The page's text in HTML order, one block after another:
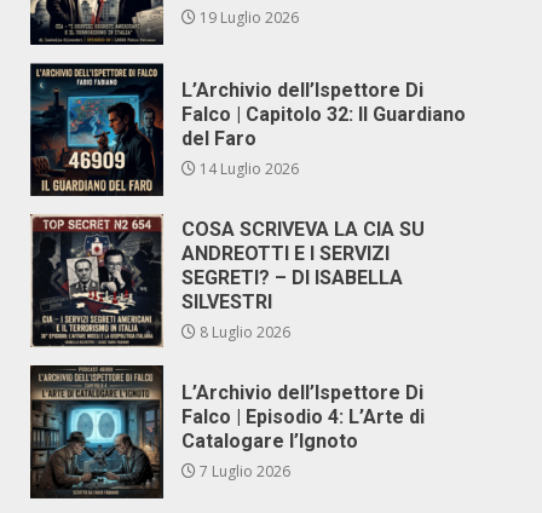
19 Luglio 2026
L’Archivio dell’Ispettore Di
Falco | Capitolo 32: Il Guardiano
del Faro
14 Luglio 2026
COSA SCRIVEVA LA CIA SU
ANDREOTTI E I SERVIZI
SEGRETI? – DI ISABELLA
SILVESTRI
8 Luglio 2026
L’Archivio dell’Ispettore Di
Falco | Episodio 4: L’Arte di
Catalogare l’Ignoto
7 Luglio 2026